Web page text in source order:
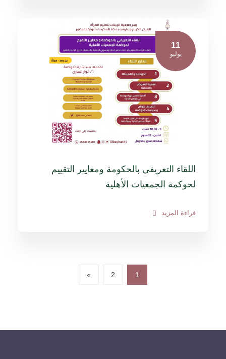
11
يوليو
اللقاء التعريفي بالحكومة ومعايير التقييم
لحوكمة الجمعيات الأهلية
قراءة المزيد
1
2
»